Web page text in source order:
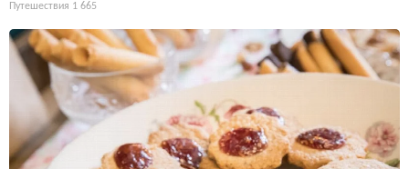
Путешествия 1 665